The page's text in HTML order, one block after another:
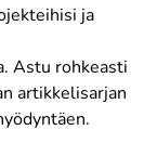
ja
Astu rohkeasti
artikkelisarjan